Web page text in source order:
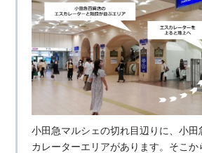
小田急マルシェの切れ目辺りに、小田
カレーターエリアがあります。そこか